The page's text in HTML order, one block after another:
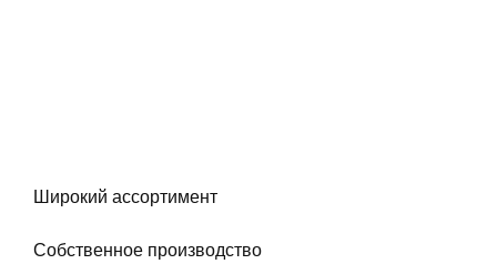
Широкий ассортимент
Собственное производство